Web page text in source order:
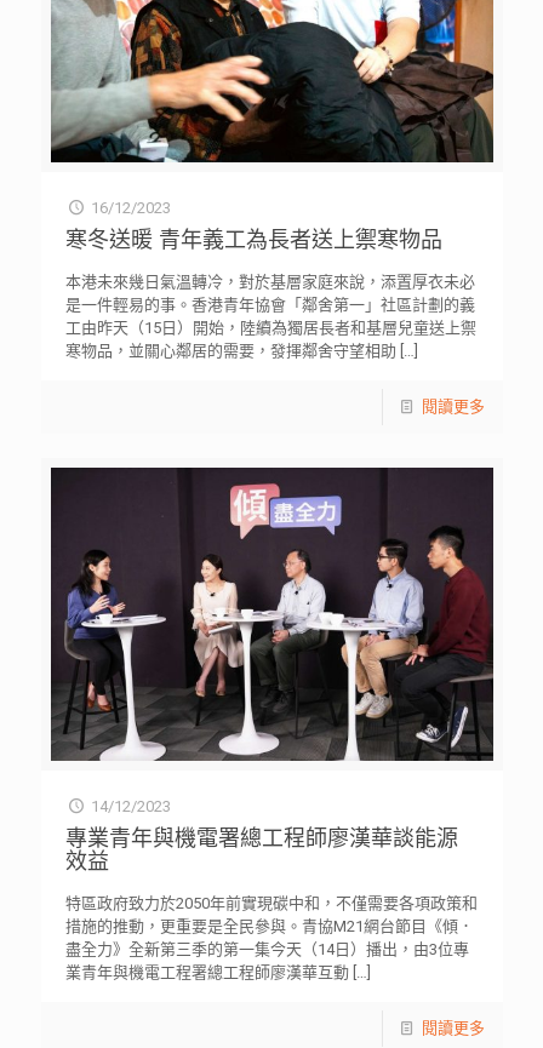
16/12/2023
寒冬送暖 青年義工為長者送上禦寒物品
本港未來幾日氣溫轉冷，對於基層家庭來說，添置厚衣未必
是一件輕易的事。香港青年協會「鄰舍第一」社區計劃的義
工由昨天（15日）開始，陸續為獨居長者和基層兒童送上禦
寒物品，並關心鄰居的需要，發揮鄰舍守望相助 […]
閱讀更多
14/12/2023
專業青年與機電署總工程師廖漢華談能源
效益
特區政府致力於2050年前實現碳中和，不僅需要各項政策和
措施的推動，更重要是全民參與。青協M21網台節目《傾．
盡全力》全新第三季的第一集今天（14日）播出，由3位專
業青年與機電工程署總工程師廖漢華互動[…]
閱讀更多